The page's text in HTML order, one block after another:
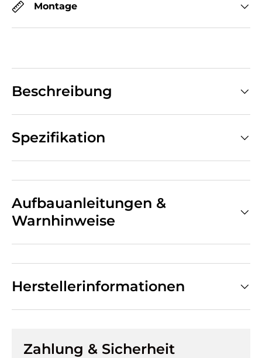
Montage
Beschreibung
Spezifikation
Aufbauanleitungen &
Warnhinweise
Herstellerinformationen
Zahlung & Sicherheit